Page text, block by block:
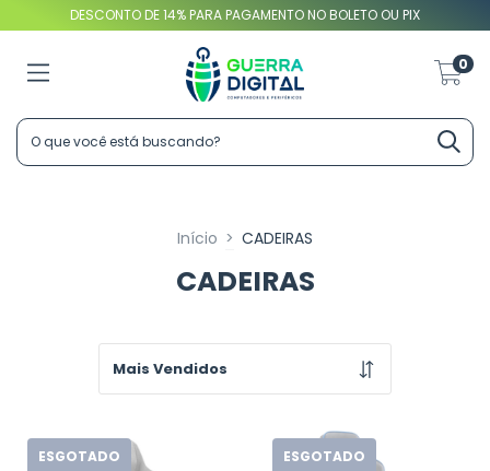
DESCONTO DE 14% PARA PAGAMENTO NO BOLETO OU PIX
0
Início > CADEIRAS
CADEIRAS
ESGOTADO ESGOTADO